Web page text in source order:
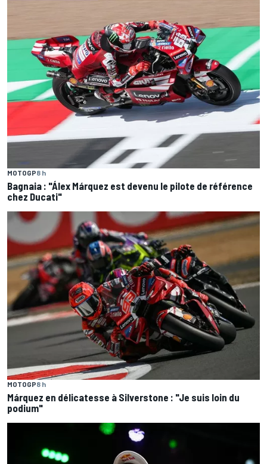
MOTOGP8 h
Bagnaia : "Álex Márquez est devenu le pilote de référence
chez Ducati"
MOTOGP8 h
Márquez en délicatesse à Silverstone : "Je suis loin du
podium"